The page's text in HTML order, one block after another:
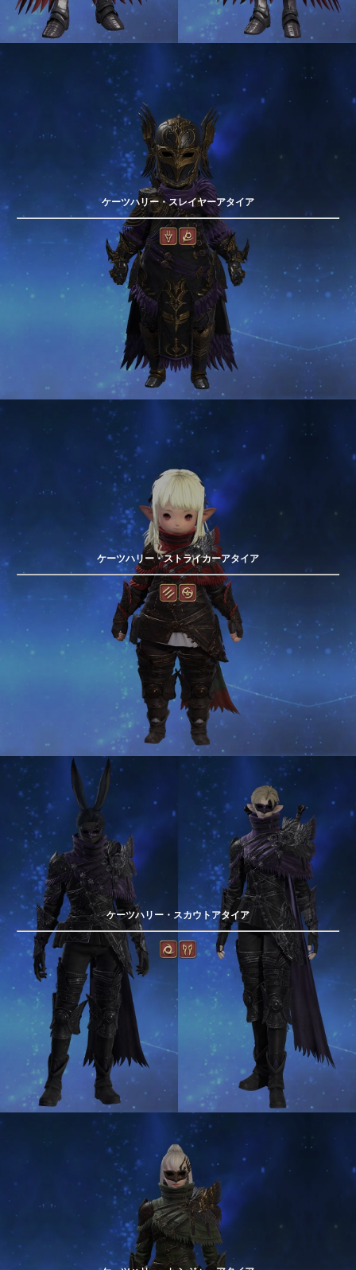
ケーツハリー・スレイヤーアタイア
ケーツハリー・ストライカーアタイア
ケーツハリー・スカウトアタイア